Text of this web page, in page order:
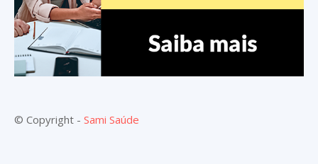
© Copyright - Sami Saúde